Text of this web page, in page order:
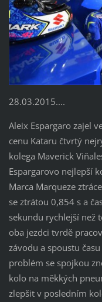
28.03.2015....
Aleix Espargaro zajel
cenu Kataru čtvrtý
kolega Maverick
Espargarovo nejlepší
Marca Marqueze
se ztrátou 0,854 s a
sekundu rychlejší než
oba jezdci tvrdě
závodu a spoustu
problém se spojkou
kolo na měkkých
zlepšit v posledním